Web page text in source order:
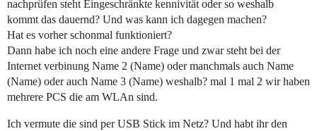
nachprüfen steht Eingeschränkte kennivität oder so weshalb
kommt das dauernd? Und was kann ich dagegen machen?
Hat es vorher schonmal funktioniert?
Dann habe ich noch eine andere Frage und zwar steht bei der
Internet verbinung Name 2 (Name) oder manchmals auch Name
(Name) oder auch Name 3 (Name) weshalb? mal 1 mal 2 wir haben
mehrere PCS die am WLAn sind.
Ich vermute die sind per USB Stick im Netz? Und habt ihr den